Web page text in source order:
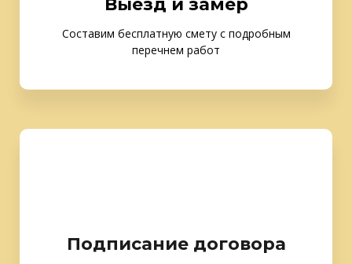
Выезд и замер
Составим бесплатную смету с подробным
перечнем работ
Подписание договора